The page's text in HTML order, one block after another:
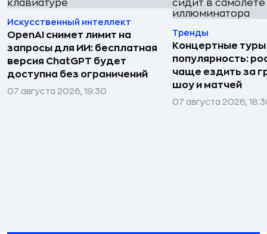
Искусственный интеллект
OpenAI снимет лимит на
запросы для ИИ: бесплатная
версия ChatGPT будет
доступна без ограничений
07 августа 2026, 19:30
Тренды
Концертные
популярность:
чаще ездить за
шоу и матчей
07 августа 2026,